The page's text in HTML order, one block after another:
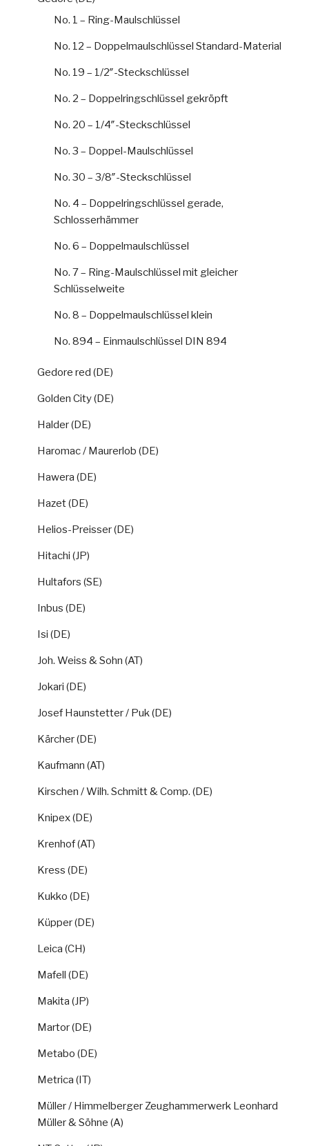
No. 1 – Ring-Maulschlüssel
No. 12 – Doppelmaulschlüssel Standard-Material
No. 19 – 1/2″-Steckschlüssel
No. 2 – Doppelringschlüssel gekröpft
No. 20 – 1/4″-Steckschlüssel
No. 3 – Doppel-Maulschlüssel
No. 30 – 3/8″-Steckschlüssel
No. 4 – Doppelringschlüssel gerade,
Schlosserhämmer
No. 6 – Doppelmaulschlüssel
No. 7 – Ring-Maulschlüssel mit gleicher
Schlüsselweite
No. 8 – Doppelmaulschlüssel klein
No. 894 – Einmaulschlüssel DIN 894
Gedore red (DE)
Golden City (DE)
Halder (DE)
Haromac / Maurerlob (DE)
Hawera (DE)
Hazet (DE)
Helios-Preisser (DE)
Hitachi (JP)
Hultafors (SE)
Inbus (DE)
Isi (DE)
Joh. Weiss & Sohn (AT)
Jokari (DE)
Josef Haunstetter / Puk (DE)
Kärcher (DE)
Kaufmann (AT)
Kirschen / Wilh. Schmitt & Comp. (DE)
Knipex (DE)
Krenhof (AT)
Kress (DE)
Kukko (DE)
Küpper (DE)
Leica (CH)
Mafell (DE)
Makita (JP)
Martor (DE)
Metabo (DE)
Metrica (IT)
Müller / Himmelberger Zeughammerwerk Leonhard
Müller & Söhne (A)